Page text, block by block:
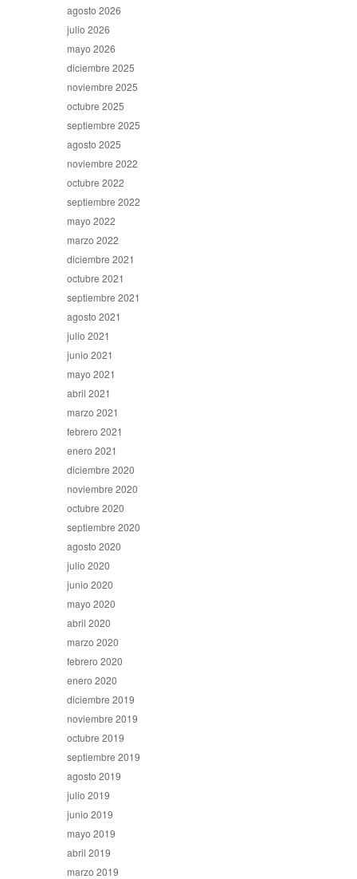
agosto 2026
julio 2026
mayo 2026
diciembre 2025
noviembre 2025
octubre 2025
septiembre 2025
agosto 2025
noviembre 2022
octubre 2022
septiembre 2022
mayo 2022
marzo 2022
diciembre 2021
octubre 2021
septiembre 2021
agosto 2021
julio 2021
junio 2021
mayo 2021
abril 2021
marzo 2021
febrero 2021
enero 2021
diciembre 2020
noviembre 2020
octubre 2020
septiembre 2020
agosto 2020
julio 2020
junio 2020
mayo 2020
abril 2020
marzo 2020
febrero 2020
enero 2020
diciembre 2019
noviembre 2019
octubre 2019
septiembre 2019
agosto 2019
julio 2019
junio 2019
mayo 2019
abril 2019
marzo 2019